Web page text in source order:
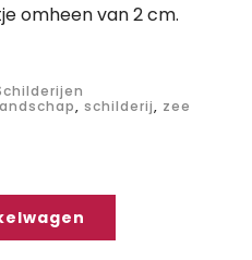
omheen van 2 cm.
, schilderij, zee